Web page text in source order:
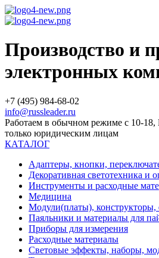
Производство и
электронных
+7 (495) 984-68-02
info@russleader.ru
Работаем в обычном режиме с 10-
только юридическим лицам
КАТАЛОГ
Адаптеры, кнопки,
Декоративная светотехника и
Инструменты и расходные
Медицина
Модули(платы), конструкторы,
Паяльники и материалы для
Приборы для измерения
Расходные материалы
Световые эффекты, наборы,